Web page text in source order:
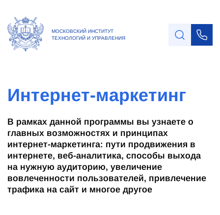
МОСКОВСКИЙ ИНСТИТУТ
ТЕХНОЛОГИЙ И УПРАВЛЕНИЯ
Интернет-маркетинг
В рамках данной программы вы узнаете о
главных возможностях и принципах
интернет-маркетинга: пути продвижения в
интернете, веб-аналитика, способы выхода
на нужную аудиторию, увеличение
вовлеченности пользователей, привлечение
трафика на сайт и многое другое